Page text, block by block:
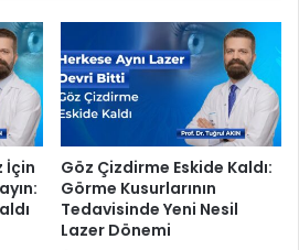
İçin
Göz Çizdirme Eskide Kaldı:
Görme Kusurlarının
Tedavisinde Yeni Nesil
Lazer Dönemi